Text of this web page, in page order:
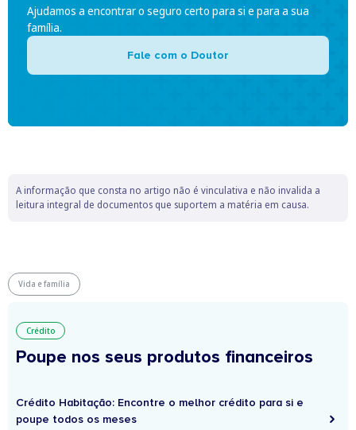
Ajudamos a encontrar o seguro certo para si e para a sua
família.
Fale com o Doutor
A informação que consta no artigo não é vinculativa e não invalida a
leitura integral de documentos que suportem a matéria em causa.
Vida e família
Crédito
Poupe nos seus produtos financeiros
Crédito Habitação: Encontre o melhor crédito para si e
poupe todos os meses